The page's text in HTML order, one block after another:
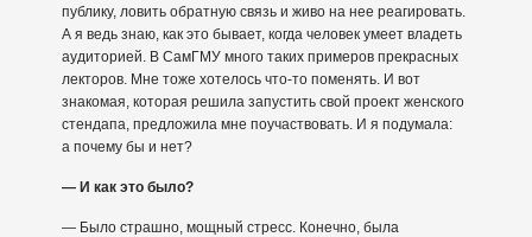
публику, ловить обратную связь и живо на нее реагировать.
А я ведь знаю, как это бывает, когда человек умеет владеть
аудиторией. В СамГМУ много таких примеров прекрасных
лекторов. Мне тоже хотелось что-то поменять. И вот
знакомая, которая решила запустить свой проект женского
стендапа, предложила мне поучаствовать. И я подумала:
а почему бы и нет?
— И как это было?
— Было страшно, мощный стресс. Конечно, была